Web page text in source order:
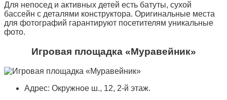
Для непосед и активных детей есть батуты, сухой
бассейн с деталями конструктора. Оригинальные места
для фотографий гарантируют посетителям уникальные
фото.
Игровая площадка «Муравейник»
Адрес: Окружное ш., 12, 2-й этаж.